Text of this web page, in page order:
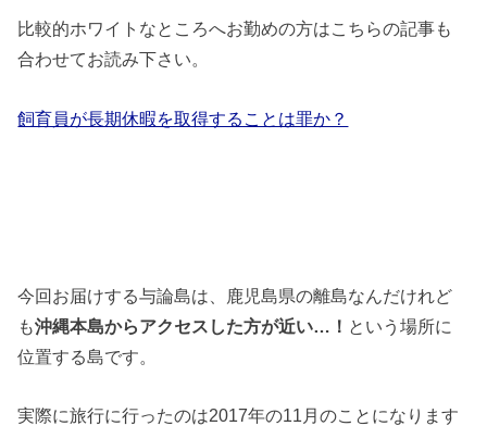
比較的ホワイトなところへお勤めの方はこちらの記事も
合わせてお読み下さい。
飼育員が長期休暇を取得することは罪か？
今回お届けする与論島は、鹿児島県の離島なんだけれど
も沖縄本島からアクセスした方が近い…！ という場所に
位置する島です。
実際に旅行に行ったのは2017年の11月のことになります